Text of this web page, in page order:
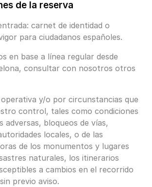
de la reserva
carnet de identidad o
para ciudadanos españoles.
en base a línea regular desde
consultar con nosotros otros
operativa y/o por circunstancias que
control, tales como condiciones
adversas, bloqueos de vías,
locales, o de las
de los monumentos y lugares
naturales, los itinerarios
a cambios en el recorrido
previo aviso.